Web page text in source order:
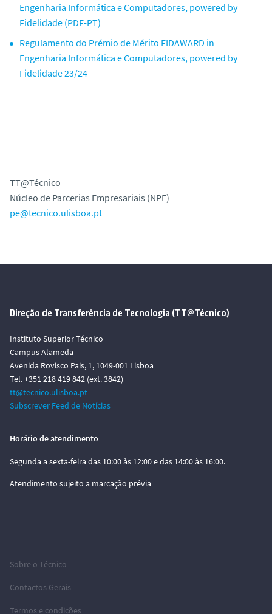
Engenharia Informática e Computadores, powered by
Fidelidade (PDF-PT)
Regulamento do Prémio de Mérito FIDAWARD in
Engenharia Informática e Computadores, powered by
Fidelidade 23/24
TT@Técnico
Núcleo de Parcerias Empresariais (NPE)
pe@tecnico.ulisboa.pt
Direção de Transferência de Tecnologia (TT@Técnico)
Instituto Superior Técnico
Campus Alameda
Avenida Rovisco Pais, 1, 1049-001 Lisboa
Tel. +351 218 419 842 (ext. 3842)
tt@tecnico.ulisboa.pt
Subscrever Feed de Notícias
Horário de atendimento
Segunda a sexta-feira das 10:00 às 12:00 e das 14:00 às 16:00.
Atendimento sujeito a marcação prévia
Sobre o Técnico
Contactos Gerais
Termos e condições